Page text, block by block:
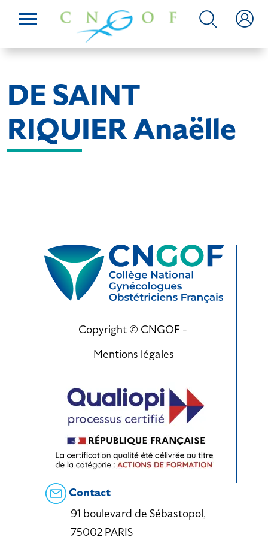
DE SAINT
RIQUIER Anaëlle
Copyright © CNGOF -
Mentions légales
Contact
91 boulevard de Sébastopol,
75002 PARIS